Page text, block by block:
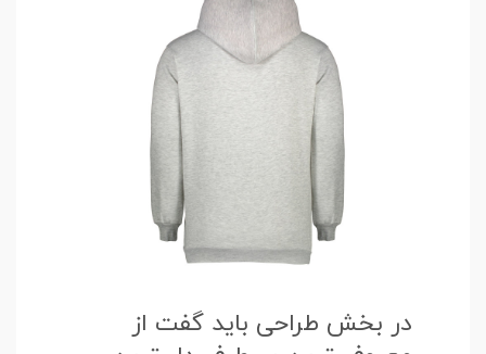
در بخش طراحی باید گفت از